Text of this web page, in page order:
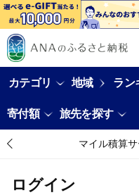
カテゴリ 地域 ラン
寄付額 旅先を探す
マイル積算
ログイン